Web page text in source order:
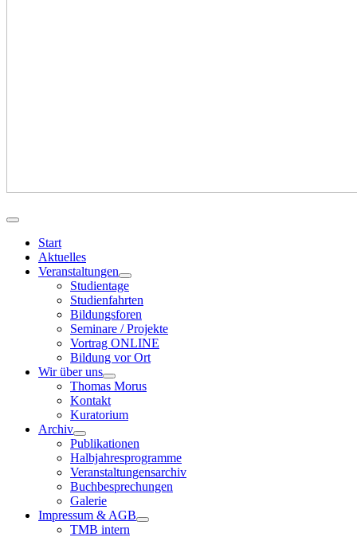
Start
Aktuelles
Veranstaltungen
Studientage
Studienfahrten
Bildungsforen
Seminare / Projekte
Vortrag ONLINE
Bildung vor Ort
Wir über uns
Thomas Morus
Kontakt
Kuratorium
Archiv
Publikationen
Halbjahresprogramme
Veranstaltungensarchiv
Buchbesprechungen
Galerie
Impressum & AGB
TMB intern